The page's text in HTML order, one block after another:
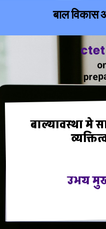
ctet
बाल्यावस्था मे
उभय
बाल विकास